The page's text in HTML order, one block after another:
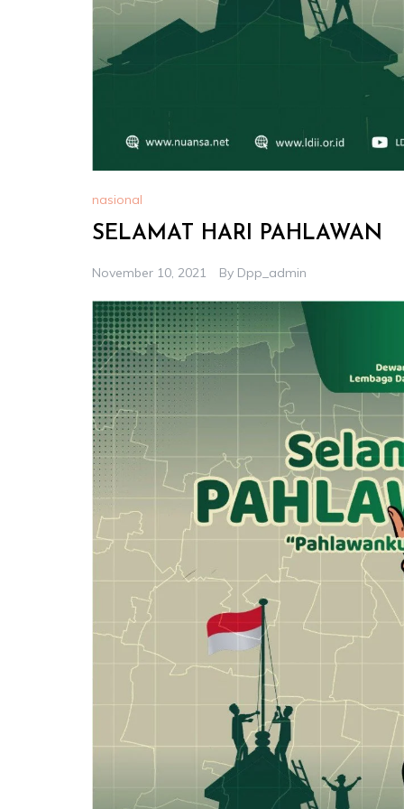
nasional
SELAMAT HARI PAHLAWAN
November 10, 2021 By Dpp_admin